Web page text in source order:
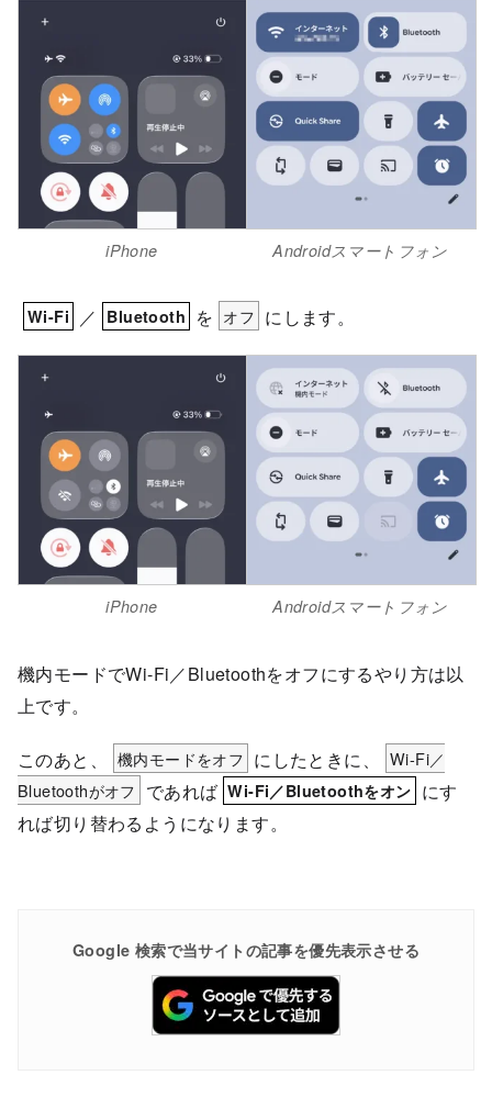
iPhone Androidスマートフォン
Wi-Fi ／ Bluetooth を オフ にします。
iPhone Androidスマートフォン
機内モードでWi-Fi／Bluetoothをオフにするやり方は以
上です。
このあと、 機内モードをオフ にしたときに、
Wi-Fi／
Bluetoothがオフ であれば Wi-Fi／Bluetoothをオン にす
れば切り替わるようになります。
Google 検索で当サイトの記事を優先表示させる